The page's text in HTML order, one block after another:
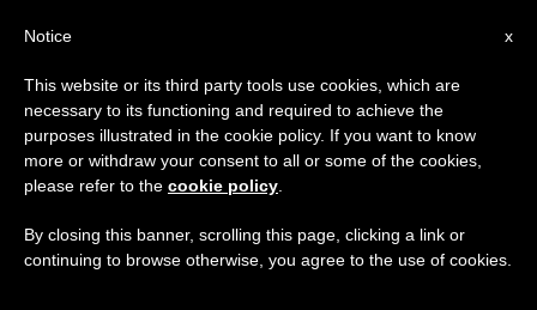
x
Notice
This website or its third party tools use cookies, which are
necessary to its functioning and required to achieve the
purposes illustrated in the cookie policy. If you want to know
more or withdraw your consent to all or some of the cookies,
please refer to the cookie policy
By closing this banner, scrolling this page, clicking a link or
continuing to browse otherwise, you agree to the use of cookies.